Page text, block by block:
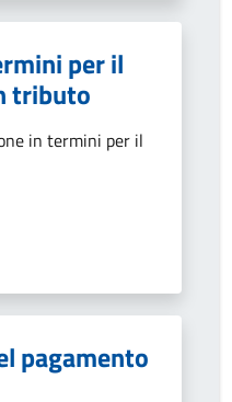
per il
tributo
in termini per il
pagamento